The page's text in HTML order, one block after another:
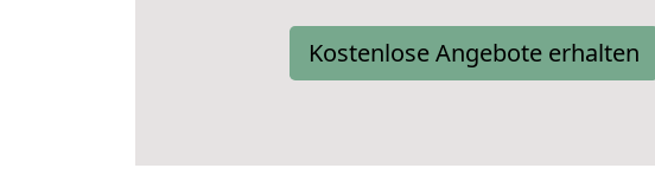
Kostenlose Angebote erhalten